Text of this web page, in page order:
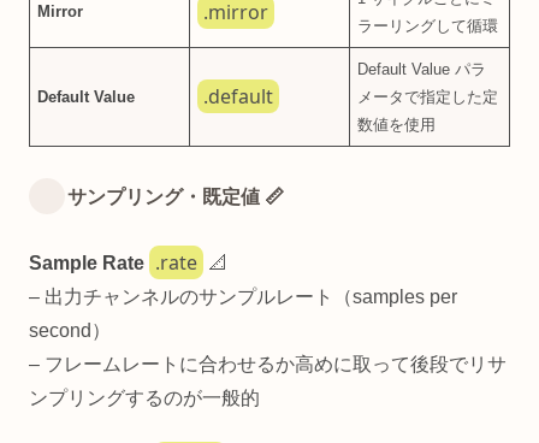
Mirror .mirror
ラーリングして循環
Default Value .default
Default Value パラ
メータで指定した定
数値を使用
サンプリング・既定値 📏
Sample Rate .rate
📐
– 出力チャンネルのサンプルレート（samples per
second）
– フレームレートに合わせるか高めに取って後段でリサ
ンプリングするのが一般的